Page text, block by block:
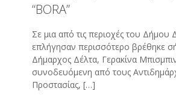
“BORA”
Σε μια από τις περιοχές του Δήμου
επλήγησαν περισσότερο βρέθηκε
Δήμαρχος Δέλτα, Γερακίνα
συνοδευόμενη από τους
Προστασίας, […]